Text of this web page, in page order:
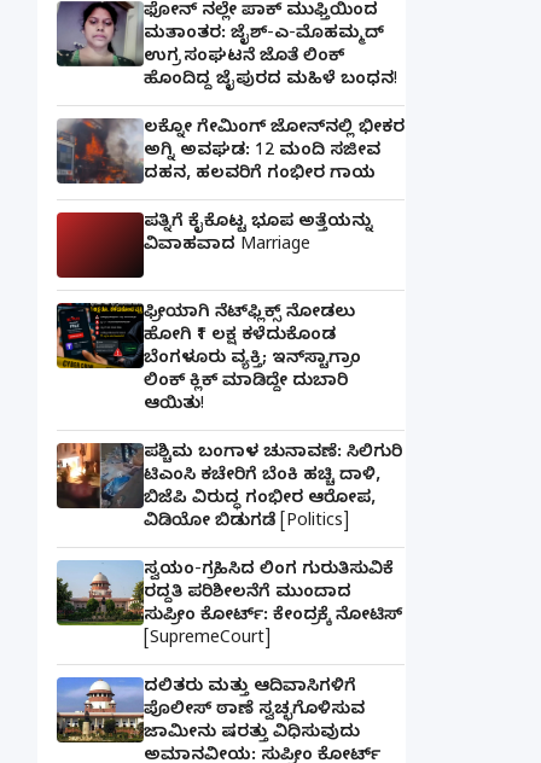
ಫೋನ್ ನಲ್ಲೇ ಪಾಕ್ ಮುಫ್ತಿಯಿಂದ
ಮತಾಂತರ: ಜೈಶ್-ಎ-ಮೊಹಮ್ಮದ್
ಉಗ್ರ ಸಂಘಟನೆ ಜೊತೆ ಲಿಂಕ್
ಹೊಂದಿದ್ದ ಜೈಪುರದ ಮಹಿಳೆ ಬಂಧನ!
ಲಕ್ನೋ ಗೇಮಿಂಗ್ ಜೋನ್‌ನಲ್ಲಿ ಭೀಕರ
ಅಗ್ನಿ ಅವಘಡ: 12 ಮಂದಿ ಸಜೀವ
ದಹನ, ಹಲವರಿಗೆ ಗಂಭೀರ ಗಾಯ
ಪತ್ನಿಗೆ ಕೈಕೊಟ್ಟ ಭೂಪ ಅತ್ತೆಯನ್ನು
ವಿವಾಹವಾದ Marriage
ಫ್ರೀಯಾಗಿ ನೆಟ್‌ಫ್ಲಿಕ್ಸ್ ನೋಡಲು
ಹೋಗಿ ₹1 ಲಕ್ಷ ಕಳೆದುಕೊಂಡ
ಬೆಂಗಳೂರು ವ್ಯಕ್ತಿ; ಇನ್‌ಸ್ಟಾಗ್ರಾಂ
ಲಿಂಕ್ ಕ್ಲಿಕ್ ಮಾಡಿದ್ದೇ ದುಬಾರಿ
ಆಯಿತು!
ಪಶ್ಚಿಮ ಬಂಗಾಳ ಚುನಾವಣೆ: ಸಿಲಿಗುರಿ
ಟಿಎಂಸಿ ಕಚೇರಿಗೆ ಬೆಂಕಿ ಹಚ್ಚಿ ದಾಳಿ,
ಬಿಜೆಪಿ ವಿರುದ್ಧ ಗಂಭೀರ ಆರೋಪ,
ವಿಡಿಯೋ ಬಿಡುಗಡೆ [Politics]
ಸ್ವಯಂ-ಗ್ರಹಿಸಿದ ಲಿಂಗ ಗುರುತಿಸುವಿಕೆ
ರದ್ದತಿ ಪರಿಶೀಲನೆಗೆ ಮುಂದಾದ
ಸುಪ್ರೀಂ ಕೋರ್ಟ್: ಕೇಂದ್ರಕ್ಕೆ ನೋಟಿಸ್
[SupremeCourt]
ದಲಿತರು ಮತ್ತು ಆದಿವಾಸಿಗಳಿಗೆ
ಪೊಲೀಸ್ ಠಾಣೆ ಸ್ವಚ್ಛಗೊಳಿಸುವ
ಜಾಮೀನು ಷರತ್ತು ವಿಧಿಸುವುದು
ಅಮಾನವೀಯ: ಸುಪ್ರೀಂ ಕೋರ್ಟ್